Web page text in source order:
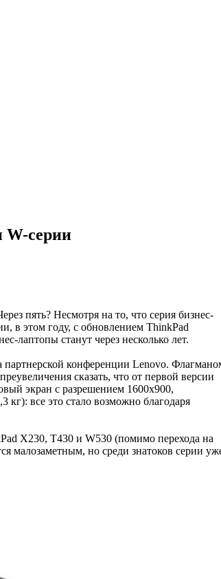
W-серии
пять? Несмотря на то, что серия бизнес-
в этом году, с обновлением ThinkPad
лаптопы станут через несколько лет.
конференции Lenovo.
сказать, что от первой версии
экран с разрешением 1600x900,
все это стало возможно благодаря
X230, T430 и W530 (помимо перехода на
малозаметным, но среди знатоков серии